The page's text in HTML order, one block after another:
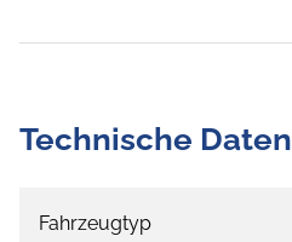
Technische Daten
Fahrzeugtyp